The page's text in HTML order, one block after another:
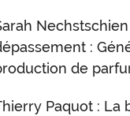
:
de
Paquot : La